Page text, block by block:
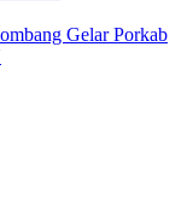
Gelar Porkab